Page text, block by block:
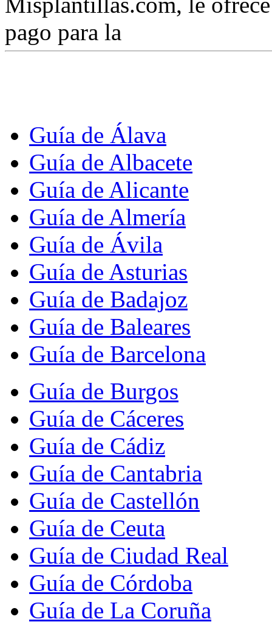
pago para la
Guía de Álava
Guía de Albacete
Guía de Alicante
Guía de Almería
Guía de Ávila
Guía de Asturias
Guía de Badajoz
Guía de Baleares
Guía de Barcelona
Guía de Burgos
Guía de Cáceres
Guía de Cádiz
Guía de Cantabria
Guía de Castellón
Guía de Ceuta
Guía de Ciudad Real
Guía de Córdoba
Guía de La Coruña